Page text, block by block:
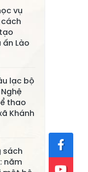
Thịnh
Dụ
Hợp
Ái
Lĩnh
vụ
Lào
lạc bộ
thao
Khánh
sách
năm